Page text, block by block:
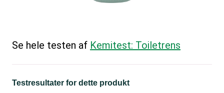
Se hele testen af Kemitest: Toiletrens
Testresultater for dette produkt